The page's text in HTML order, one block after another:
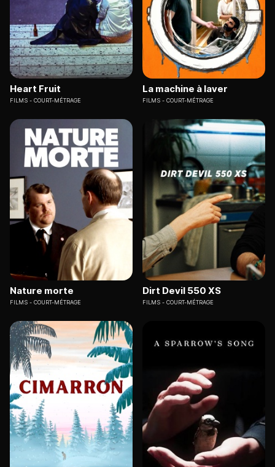
Heart Fruit
FILMS COURT-MÉTRAGE
La machine à laver
FILMS COURT-MÉTRAGE
Nature morte
FILMS COURT-MÉTRAGE
Dirt Devil 550 XS
FILMS COURT-MÉTRAGE